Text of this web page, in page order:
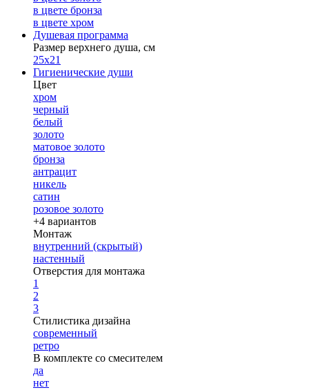
в цвете бронза
в цвете хром
Душевая программа
Размер верхнего душа, см
25х21
Гигиенические души
Цвет
хром
черный
белый
золото
матовое золото
бронза
антрацит
никель
сатин
розовое золото
+4 вариантов
Монтаж
внутренний (скрытый)
настенный
Отверстия для монтажа
1
2
3
Стилистика дизайна
современный
ретро
В комплекте со смесителем
да
нет